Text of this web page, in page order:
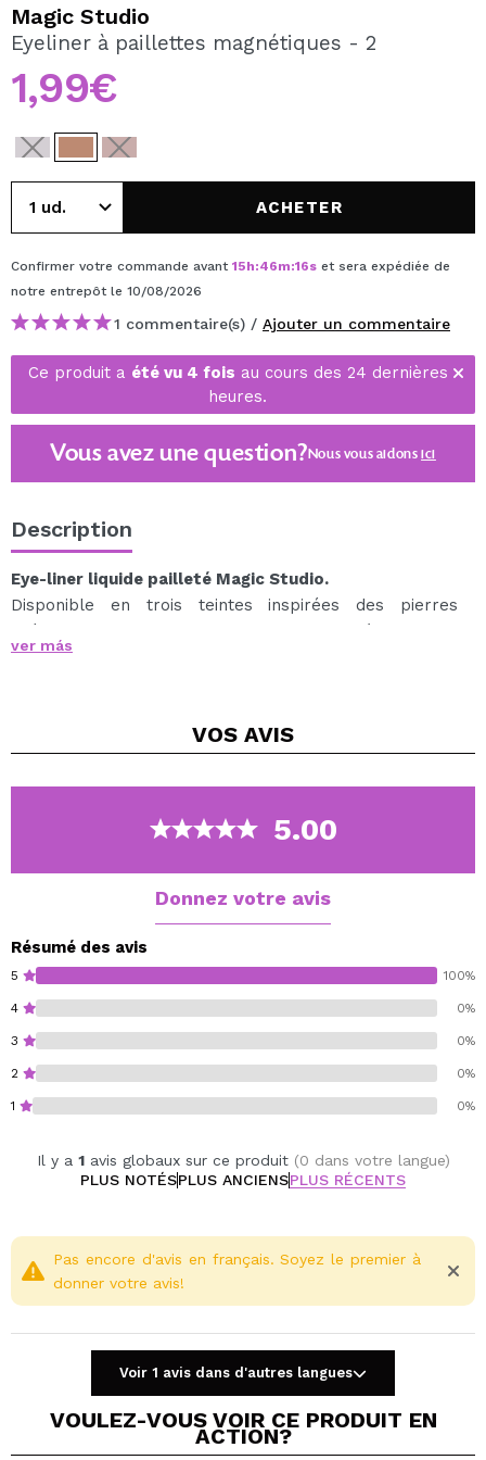
En créant un compte sur Maquibeauty.fr vous pourrez
effectuer vos achats rapidement, vérifier l'état de vos
commandes et consulter vos opérations précédentes.
Magic Studio
Eyeliner à paillettes magnétiques - 2
1,99€
ACHETER
Confirmer votre commande avant 15h:46m:16s et sera expédiée de
notre entrepôt le 10/08/2026
1 commentaire(s) / Ajouter un commentaire
Ce produit a été vu 4 fois au cours des 24 dernières
heures.
Vous avez une question?Nous vous aidonsici
Description
Eye-liner liquide pailleté Magic Studio.
Disponible en trois teintes inspirées des pierres
précieuses qui ajoutent une touche radieuse à n'importe
quel look.
ver más
VOS AVIS
5.00
Donnez votre avis
Résumé des avis
5 100%
4 0%
3 0%
2 0%
1 0%
Il y a 1avis globaux sur ce produit (0 dans votre langue)
PLUS NOTÉSPLUS ANCIENSPLUS RÉCENTS
Pas encore d'avis en français. Soyez le premier à
donner votre avis!
Voir 1 avis dans d'autres langues
VOULEZ-VOUS VOIR CE PRODUIT EN
ACTION?